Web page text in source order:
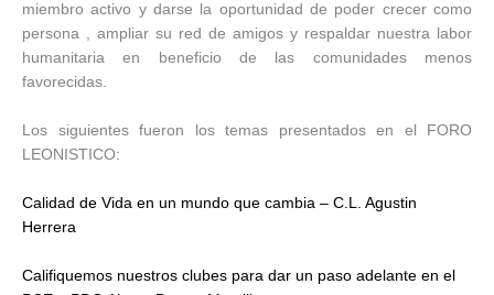
miembro activo y darse la oportunidad de poder crecer como
persona , ampliar su red de amigos y respaldar nuestra labor
humanitaria en beneficio de las comunidades menos
favorecidas.
Los siguientes fueron los temas presentados en el FORO
LEONISTICO:
Calidad de Vida en un mundo que cambia – C.L. Agustin
Herrera
Califiquemos nuestros clubes para dar un paso adelante en el